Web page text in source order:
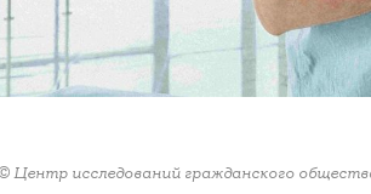
Центр исследований гражданского